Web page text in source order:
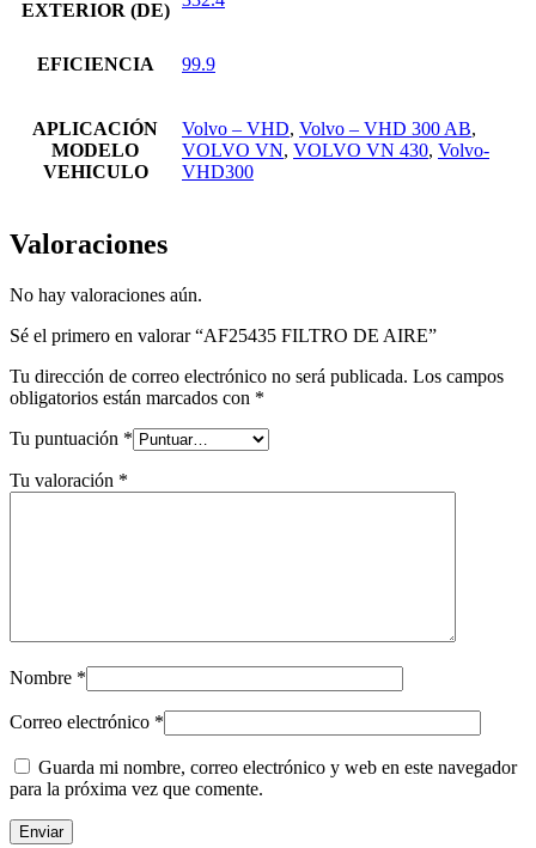
EXTERIOR (DE)
EFICIENCIA 99.9
APLICACIÓN
MODELO
VEHICULO
Volvo – VHD, Volvo – VHD 300 AB,
VOLVO VN, VOLVO VN 430, Volvo-
VHD300
Valoraciones
No hay valoraciones aún.
Sé el primero en valorar “AF25435 FILTRO DE AIRE”
Tu dirección de correo electrónico no será publicada. Los campos
obligatorios están marcados con *
Tu puntuación *
Tu valoración *
Nombre *
Correo electrónico *
Guarda mi nombre, correo electrónico y web en este navegador
para la próxima vez que comente.